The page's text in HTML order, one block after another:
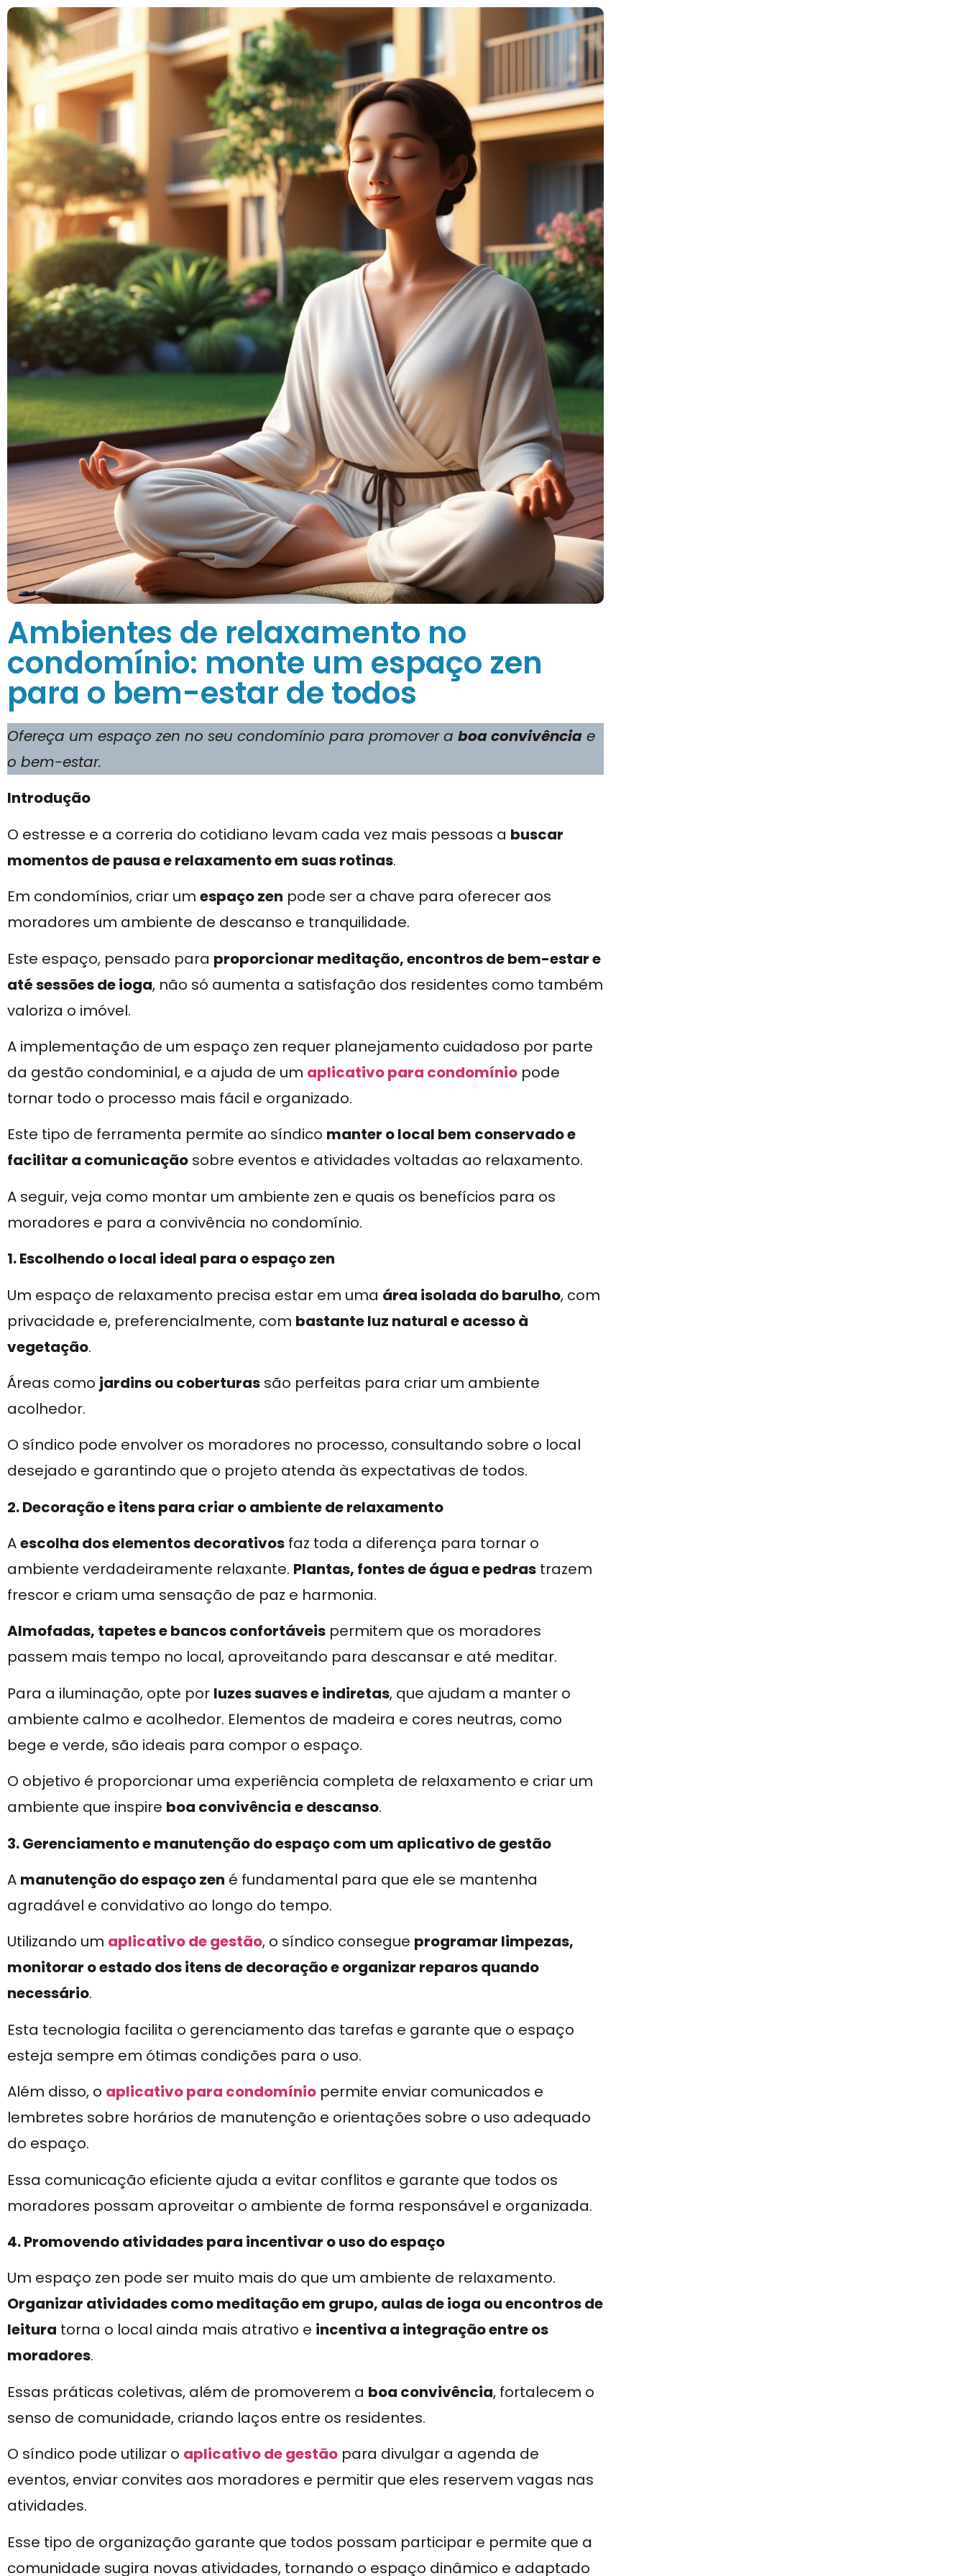
Ambientes de relaxamento no
condomínio: monte um espaço zen
para o bem-estar de todos
Ofereça um espaço zen no seu condomínio para promover a boa convivência e
o bem-estar.
Introdução
O estresse e a correria do cotidiano levam cada vez mais pessoas a buscar
momentos de pausa e relaxamento em suas rotinas.
Em condomínios, criar um espaço zen pode ser a chave para oferecer aos
moradores um ambiente de descanso e tranquilidade.
Este espaço, pensado para proporcionar meditação, encontros de bem-estar e
até sessões de ioga, não só aumenta a satisfação dos residentes como também
valoriza o imóvel.
A implementação de um espaço zen requer planejamento cuidadoso por parte
da gestão condominial, e a ajuda de um aplicativo para condomínio pode
tornar todo o processo mais fácil e organizado.
Este tipo de ferramenta permite ao síndico manter o local bem conservado e
facilitar a comunicação sobre eventos e atividades voltadas ao relaxamento.
A seguir, veja como montar um ambiente zen e quais os benefícios para os
moradores e para a convivência no condomínio.
1. Escolhendo o local ideal para o espaço zen
Um espaço de relaxamento precisa estar em uma área isolada do barulho, com
privacidade e, preferencialmente, com bastante luz natural e acesso à
vegetação.
Áreas como jardins ou coberturas são perfeitas para criar um ambiente
acolhedor.
O síndico pode envolver os moradores no processo, consultando sobre o local
desejado e garantindo que o projeto atenda às expectativas de todos.
2. Decoração e itens para criar o ambiente de relaxamento
Aescolha dos elementos decorativos faz toda a diferença para tornar o
ambiente verdadeiramente relaxante. Plantas, fontes de água e pedras trazem
frescor e criam uma sensação de paz e harmonia.
Almofadas, tapetes e bancos confortáveis permitem que os moradores
passem mais tempo no local, aproveitando para descansar e até meditar.
Para a iluminação, opte por luzes suaves e indiretas, que ajudam a manter o
ambiente calmo e acolhedor. Elementos de madeira e cores neutras, como
bege e verde, são ideais para compor o espaço.
O objetivo é proporcionar uma experiência completa de relaxamento e criar um
ambiente que inspire boa convivência e descanso.
3. Gerenciamento e manutenção do espaço com um aplicativo de gestão
A manutenção do espaço zen é fundamental para que ele se mantenha
agradável e convidativo ao longo do tempo.
Utilizando um aplicativo de gestão, o síndico consegue programar limpezas,
monitorar o estado dos itens de decoração e organizar reparos quando
necessário.
Esta tecnologia facilita o gerenciamento das tarefas e garante que o espaço
esteja sempre em ótimas condições para o uso.
Além disso, o aplicativo para condomínio permite enviar comunicados e
lembretes sobre horários de manutenção e orientações sobre o uso adequado
do espaço.
Essa comunicação eficiente ajuda a evitar conflitos e garante que todos os
moradores possam aproveitar o ambiente de forma responsável e organizada.
4. Promovendo atividades para incentivar o uso do espaço
Um espaço zen pode ser muito mais do que um ambiente de relaxamento.
Organizar atividades como meditação em grupo, aulas de ioga ou encontros de
leitura torna o local ainda mais atrativo e incentiva a integração entre os
moradores.
Essas práticas coletivas, além de promoverem a boa convivência, fortalecem o
senso de comunidade, criando laços entre os residentes.
O síndico pode utilizar o aplicativo de gestão para divulgar a agenda de
eventos, enviar convites aos moradores e permitir que eles reservem vagas nas
atividades.
Esse tipo de organização garante que todos possam participar e permite que a
comunidade sugira novas atividades, tornando o espaço dinâmico e adaptado